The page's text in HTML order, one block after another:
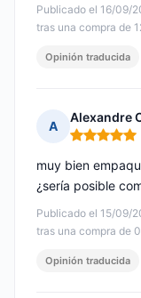
Publicado el 16/09/
tras una compra de
Opinión traducida
A
Alexandre
Nota: 5 de 5
Publicado el 15/09/
tras una compra de
muy bien
¿sería posible
Opinión traducida